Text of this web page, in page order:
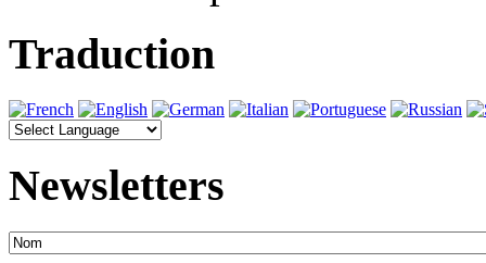
Traduction
Newsletters